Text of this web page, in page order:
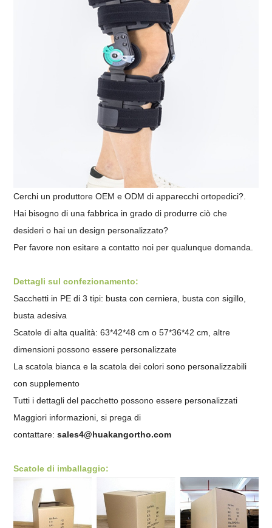
Cerchi un produttore OEM e ODM di apparecchi ortopedici?.
Hai bisogno di una fabbrica in grado di produrre ciò che
desideri o hai un design personalizzato?
Per favore non esitare a contatto noi per qualunque domanda
Dettagli sul confezionamento:
Sacchetti in PE di 3 tipi: busta con cerniera, busta con sigillo,
busta adesiva
Scatole di alta qualità: 63*42*48 cm o 57*36*42 cm, altre
dimensioni possono essere personalizzate
La scatola bianca e la scatola dei colori sono personalizzabili
con supplemento
Tutti i dettagli del pacchetto possono essere personalizzati
Maggiori informazioni, si prega di
contattare:sales4@huakangortho.com
Scatole di imballaggio: